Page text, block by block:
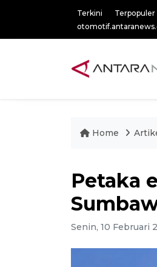
Terkini Terpopuler
Home
Petaka
Senin, 10 Februari